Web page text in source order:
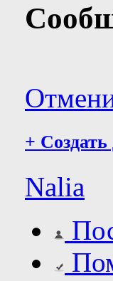
+
Nalia